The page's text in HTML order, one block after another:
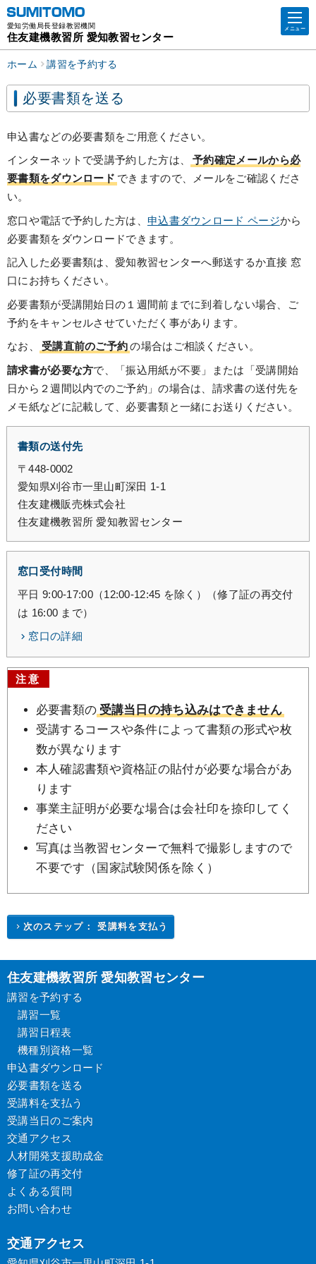
メニュー
愛知労働局長登録教習機関
住友建機教習所 愛知教習センター
ホーム 講習を予約する
必要書類を送る
申込書などの必要書類をご用意ください。
インターネットで受講予約した方は、
予約確定メールから必
要書類をダウンロード できますので、メールをご確認くださ
い。
窓口や電話で予約した方は、 申込書ダウンロード ページから
必要書類をダウンロードできます。
記入した必要書類は、愛知教習センターへ郵送するか直接 窓
口にお持ちください。
必要書類が受講開始日の１週間前までに到着しない場合、ご
予約をキャンセルさせていただく事があります。
なお、
受講直前のご予約の場合はご相談ください。
請求書が必要な方で、「振込用紙が不要」または「受講開始
日から２週間以内でのご予約」の場合は、請求書の送付先を
メモ紙などに記載して、必要書類と一緒にお送りください。
書類の送付先
〒448-0002
愛知県刈谷市一里山町深田 1-1
住友建機販売株式会社
住友建機教習所 愛知教習センター
窓口受付時間
平日 9:00-17:00（12:00-12:45 を除く）（修了証の再交付
は 16:00 まで）
窓口の詳細
注意
必要書類の 受講当日の持ち込みはできません
受講するコースや条件によって書類の形式や枚
数が異なります
本人確認書類や資格証の貼付が必要な場合があ
ります
事業主証明が必要な場合は会社印を捺印してく
ださい
写真は当教習センターで無料で撮影しますので
不要です（国家試験関係を除く）
次のステップ： 受講料を支払う
住友建機教習所 愛知教習センター
講習を予約する
講習一覧
講習日程表
機種別資格一覧
申込書ダウンロード
必要書類を送る
受講料を支払う
受講当日のご案内
交通アクセス
人材開発支援助成金
修了証の再交付
よくある質問
お問い合わせ
交通アクセス